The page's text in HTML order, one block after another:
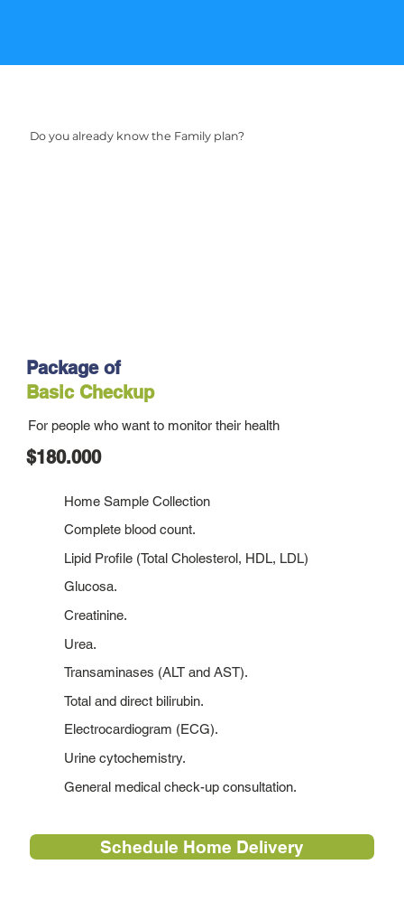
Do you already know the Family plan?
Package of
Basic Checkup
For people who want to monitor their health
$180.000
Home Sample Collection
Complete blood count.
Lipid Profile (Total Cholesterol, HDL, LDL)
Glucosa.
Creatinine.
Urea.
Transaminases (ALT and AST).
Total and direct bilirubin.
Electrocardiogram (ECG).
Urine cytochemistry.
General medical check-up consultation.
Schedule Home Delivery